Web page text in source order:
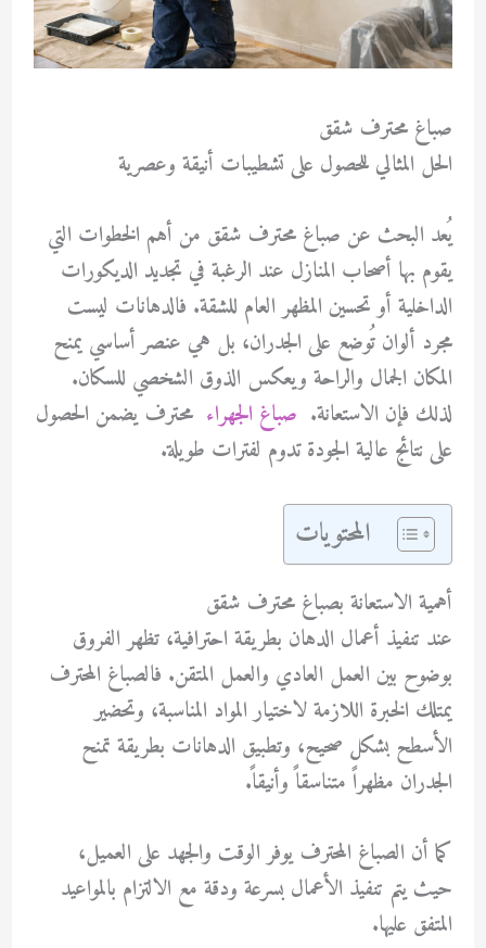
صباغ محترف شقق
الحل المثالي للحصول على تشطيبات أنيقة وعصرية
يُعد البحث عن صباغ محترف شقق من أهم الخطوات التي
يقوم بها أصحاب المنازل عند الرغبة في تجديد الديكورات
الداخلية أو تحسين المظهر العام للشقة. فالدهانات ليست
مجرد ألوان تُوضع على الجدران، بل هي عنصر أساسي يمنح
المكان الجمال والراحة ويعكس الذوق الشخصي للسكان.
لذلك فإن الاستعانة. صباغ الجهراء محترف يضمن الحصول
على نتائج عالية الجودة تدوم لفترات طويلة.
المحتويات
أهمية الاستعانة بصباغ محترف شقق
عند تنفيذ أعمال الدهان بطريقة احترافية، تظهر الفروق
بوضوح بين العمل العادي والعمل المتقن. فالصباغ المحترف
يمتلك الخبرة اللازمة لاختيار المواد المناسبة، وتحضير
الأسطح بشكل صحيح، وتطبيق الدهانات بطريقة تمنح
الجدران مظهراً متناسقاً وأنيقاً.
كما أن الصباغ المحترف يوفر الوقت والجهد على العميل،
حيث يتم تنفيذ الأعمال بسرعة ودقة مع الالتزام بالمواعيد
المتفق عليها.